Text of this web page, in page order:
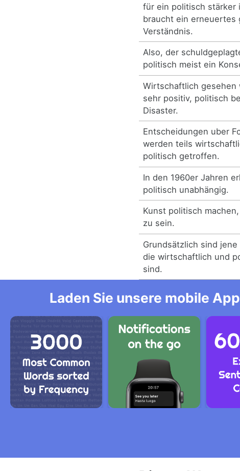
für ein politisch stärker
braucht ein erneuertes
Verständnis.
Also, der
politisch meist ein
Wirtschaftlich gesehen
sehr positiv, politisch
Disaster.
Entscheidungen uber
werden teils
politisch getroffen.
In den 1960er Jahren
politisch unabhängig.
Kunst politisch
zu sein.
Grundsätzlich sind
die wirtschaftlich und
sind.
Laden Sie unsere mobile